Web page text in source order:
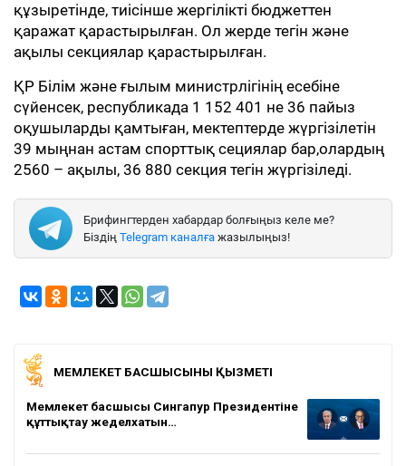
құзыретінде, тиісінше жергілікті бюджеттен
қаражат қарастырылған. Ол жерде тегін және
ақылы секциялар қарастырылған.
ҚР Білім және ғылым министрлігінің есебіне
сүйенсек, республикада 1 152 401 не 36 пайыз
оқушыларды қамтыған, мектептерде жүргізілетін
39 мыңнан астам спорттық сециялар бар,олардың
2560 – ақылы, 36 880 секция тегін жүргізіледі.
Брифингтерден хабардар болғыңыз келе ме?
Біздің Telegram каналға жазылыңыз!
МЕМЛЕКЕТ БАСШЫСЫНЫҢ ҚЫЗМЕТІ
Мемлекет басшысы Сингапур Президентіне
құттықтау жеделхатын…